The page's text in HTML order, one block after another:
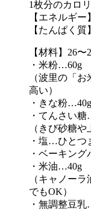
1枚分のカロ
【エネルギ
【たんぱく
【材料】26
・米粉…60g
（波里の「
高い）
・きな粉…40g
・てんさい
（きび砂糖や
・塩…ひとつ
・ベーキン
・米油…40g
（キャノー
でもOK）
・無調整豆